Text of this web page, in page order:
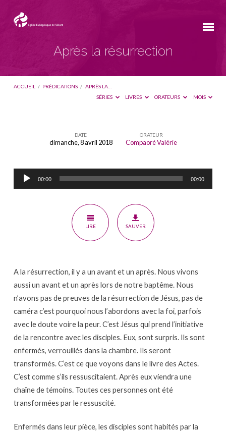
Après la résurrection
ACCUEIL / PRÉDICATIONS / APRÈS LA…
SÉRIES
LIVRES ORATEURS MOIS
résurrection
DATE
dimanche, 8 avril 2018
ORATEUR
Compaoré Valérie
Lecteur
audio
00:00 00:00
LIRE SAUVER
A la résurrection, il y a un avant et un après. Nous vivons
aussi un avant et un après lors de notre baptême. Nous
n’avons pas de preuves de la résurrection de Jésus, pas de
caméra c’est pourquoi nous l’abordons avec la foi, parfois
avec le doute voire la peur. C’est Jésus qui prend l’initiative
de la rencontre avec les disciples. Eux, sont surpris. Ils sont
enfermés, verrouillés dans la chambre. Ils seront
transformés. C’est ce que voyons dans le livre des Actes.
C’est comme s’ils ressuscitaient. Après eux viendra une
chaîne de témoins. Toutes ces personnes ont été
transformées par le ressuscité.
Enfermés dans leur pièce, les disciples sont habités par la